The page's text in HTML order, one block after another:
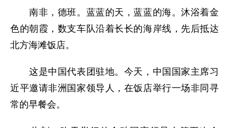
南非，德班。蓝蓝的天，蓝蓝的海。沐浴着金
色的朝霞，数支车队沿着长长的海岸线，先后抵达
北方海滩饭店。
这是中国代表团驻地。今天，中国国家主席习
近平邀请非洲国家领导人，在饭店举行一场非同寻
常的早餐会。